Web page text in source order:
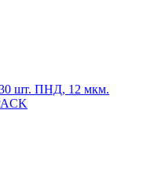
шт. ПНД, 12 мкм.